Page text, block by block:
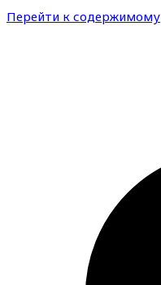
Перейти к содержимому